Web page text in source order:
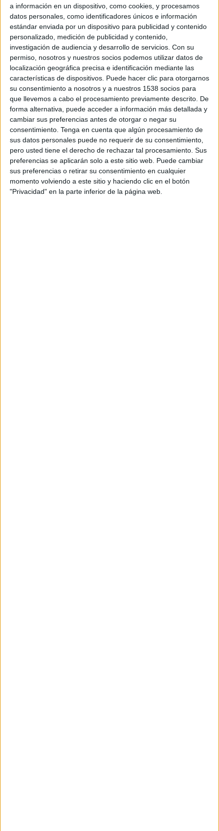
a información en un dispositivo, como cookies, y procesamos
datos personales, como identificadores únicos e información
estándar enviada por un dispositivo para publicidad y contenido
personalizado, medición de publicidad y contenido,
investigación de audiencia y desarrollo de servicios. Con su
permiso, nosotros y nuestros socios podemos utilizar datos de
localización geográfica precisa e identificación mediante las
características de dispositivos. Puede hacer clic para otorgarnos
su consentimiento a nosotros y a nuestros 1538 socios para
que llevemos a cabo el procesamiento previamente descrito. De
forma alternativa, puede acceder a información más detallada y
cambiar sus preferencias antes de otorgar o negar su
consentimiento. Tenga en cuenta que algún procesamiento de
sus datos personales puede no requerir de su consentimiento,
pero usted tiene el derecho de rechazar tal procesamiento. Sus
preferencias se aplicarán solo a este sitio web. Puede cambiar
sus preferencias o retirar su consentimiento en cualquier
momento volviendo a este sitio y haciendo clic en el botón
"Privacidad" en la parte inferior de la página web.
Anunciante: Alvalle
Sector: Alimentación
Contacto cliente: Lucas Sala Bufill, Ingrid Cornet,
Esther Gassol, Ana García, Raimon Casals
Agencia: PS21
Productora: Garlic
Realizador: Gonzaga Manso
Productores: Irene Núñez, Paco Ponce de León
Medios: TV, Digital, Exterior